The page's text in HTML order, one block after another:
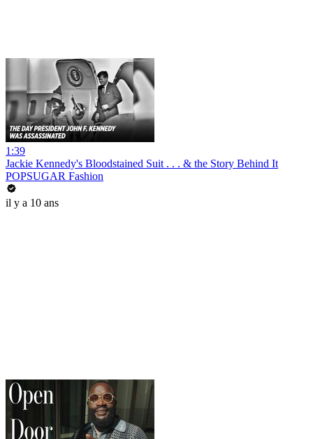
1:39
Jackie Kennedy's Bloodstained Suit . . . & the Story Behind It
POPSUGAR Fashion
il y a 10 ans